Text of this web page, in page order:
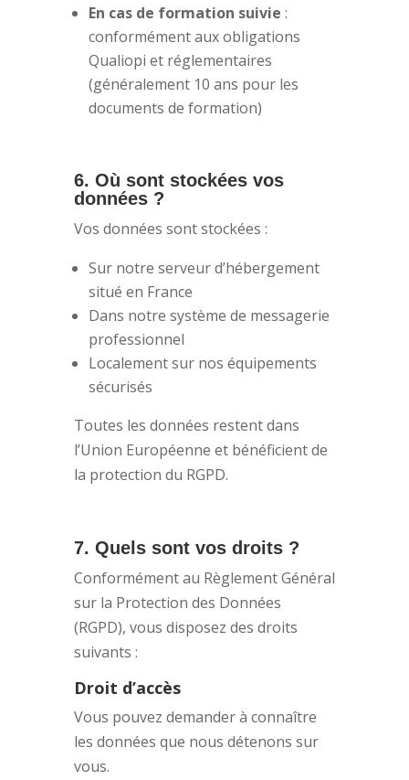
En cas de formation suivie :
conformément aux obligations
Qualiopi et réglementaires
(généralement 10 ans pour les
documents de formation)
6. Où sont stockées vos
données ?
Vos données sont stockées :
Sur notre serveur d’hébergement
situé en France
Dans notre système de messagerie
professionnel
Localement sur nos équipements
sécurisés
Toutes les données restent dans
l’Union Européenne et bénéficient de
la protection du RGPD.
7. Quels sont vos droits ?
Conformément au Règlement Général
sur la Protection des Données
(RGPD), vous disposez des droits
suivants :
Droit d’accès
Vous pouvez demander à connaître
les données que nous détenons sur
vous.